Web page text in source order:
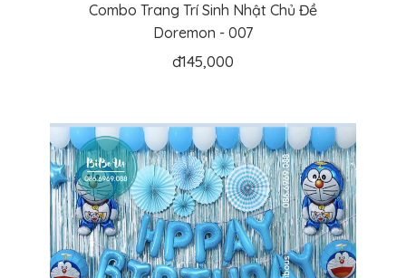
Combo Trang Trí Sinh Nhật Chủ Đề
Doremon - 007
đ145,000